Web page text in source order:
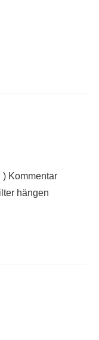
) Kommentar
hängen